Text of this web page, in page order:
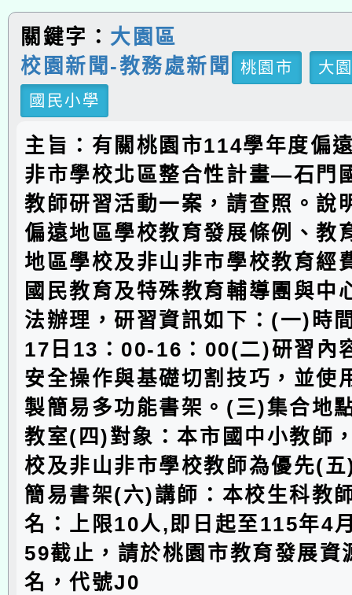
關鍵字： 大園區
校園新聞-教務處新聞
桃園市
大
國民小學
主旨：有關桃園市114學年度偏
非市學校北區整合性計畫—石門
教師研習活動一案，請查照。說
偏遠地區學校教育發展條例、教
地區學校及非山非市學校教育經
國民教育及特殊教育輔導團與中
法辦理，研習資訊如下：(一)時
17日13：00-16：00(二)研習內
安全操作與基礎切割技巧，並使
製簡易多功能書架。(三)集合地
教室(四)對象：本市國中小教師
校及非山非市學校教師為優先(
簡易書架(六)講師：本校生科教
名：上限10人‚即日起至115年4
59截止，請於桃園市教育發展資
名，代號J0